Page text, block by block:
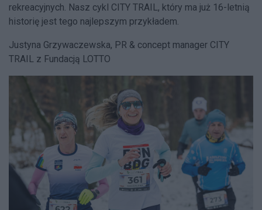
rekreacyjnych. Nasz cykl CITY TRAIL, który ma już 16-letnią
historię jest tego najlepszym przykładem.
Justyna Grzywaczewska, PR & concept manager CITY
TRAIL z Fundacją LOTTO